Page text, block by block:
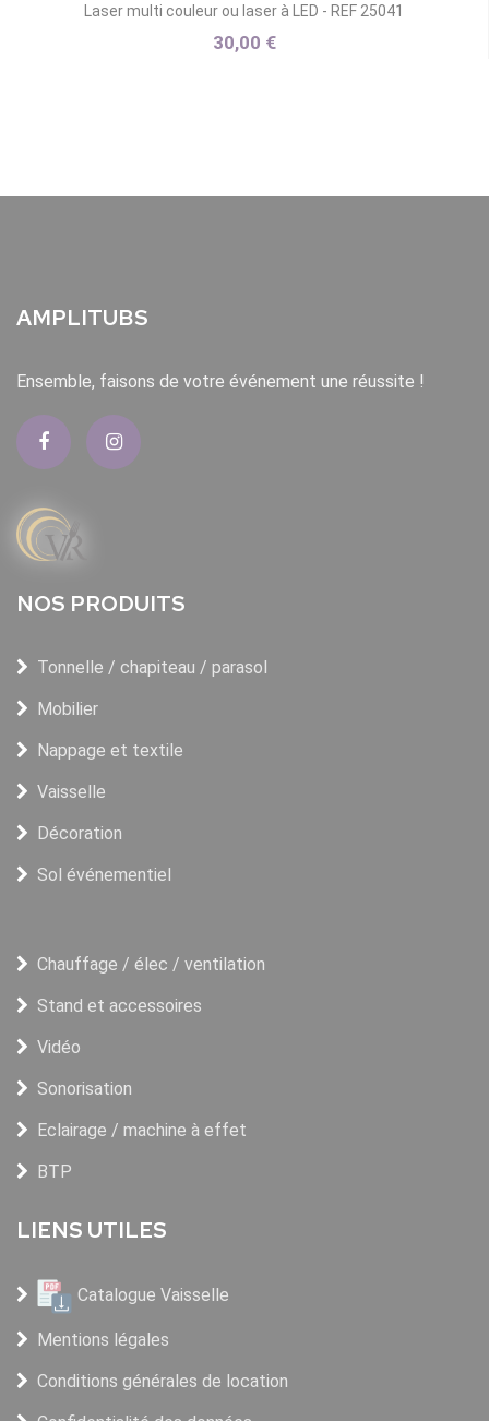
Laser multi couleur ou laser à LED - REF 25041
30,00 €
AMPLITUBS
Ensemble, faisons de votre événement une réussite !
NOS PRODUITS
Tonnelle / chapiteau / parasol
Mobilier
Nappage et textile
Vaisselle
Décoration
Sol événementiel
Chauffage / élec / ventilation
Stand et accessoires
Vidéo
Sonorisation
Eclairage / machine à effet
BTP
LIENS UTILES
Catalogue Vaisselle
Mentions légales
Conditions générales de location